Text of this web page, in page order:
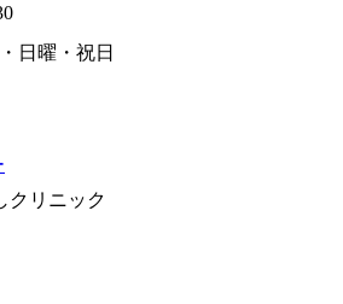
日曜・祝日
クリニック